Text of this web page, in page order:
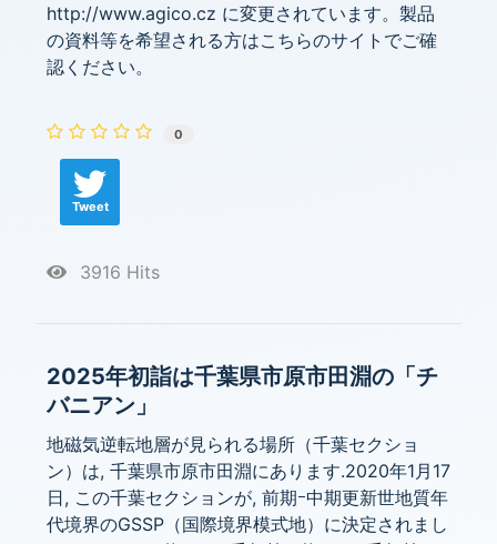
http://www.agico.cz に変更されています。製品
の資料等を希望される方はこちらのサイトでご確
認ください。
0
Tweet
3916 Hits
2025年初詣は千葉県市原市田淵の「チ
バニアン」
地磁気逆転地層が見られる場所（千葉セクショ
ン）は, 千葉県市原市田淵にあります.2020年1月17
日, この千葉セクションが, 前期ｰ中期更新世地質年
代境界のGSSP（国際境界模式地）に決定されまし